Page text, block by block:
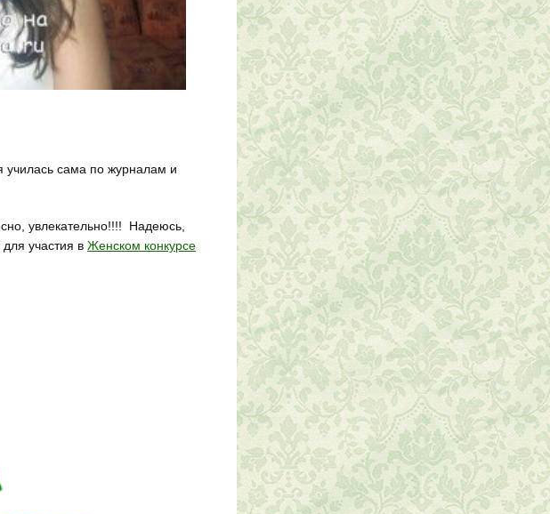
училась сама по журналам и
увлекательно!!!! Надеюсь,
участия в Женском конкурсе